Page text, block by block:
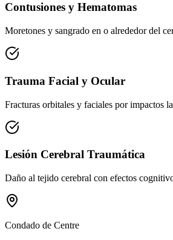
Contusiones y Hematomas
Moretones y sangrado en o alrededor del
Trauma Facial y Ocular
Fracturas orbitales y faciales por impactos
Lesión Cerebral Traumática
Daño al tejido cerebral con efectos
Condado de Centre